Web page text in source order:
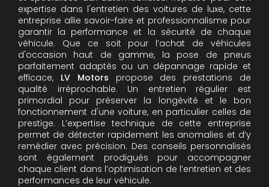
expertise dans l'entretien des voitures de luxe, cette
entreprise allie savoir-faire et professionnalisme pour
garantir la performance et la sécurité de chaque
véhicule. Que ce soit pour l’achat de véhicules
d'occasion haut de gamme, la pose de pneus
parfaitement adaptés ou un dépannage rapide et
efficace, LV Motors propose des prestations de
qualité irréprochable. Un entretien régulier est
primordial pour préserver la longévité et le bon
fonctionnement d'une voiture, en particulier celles de
prestige. L’expertise technique de cette entreprise
permet de détecter rapidement les anomalies et d’y
remédier avec précision. Des conseils personnalisés
sont également prodigués pour accompagner
chaque client dans l’optimisation de l’entretien et des
performances de leur véhicule.